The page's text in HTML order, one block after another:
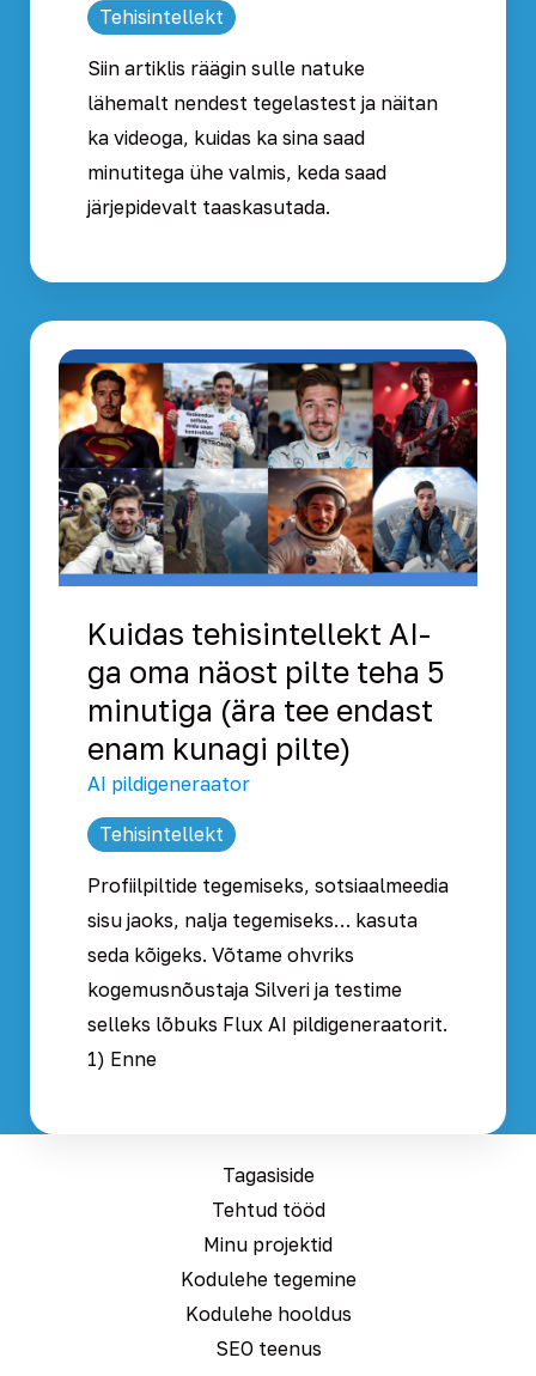
Tehisintellekt
Siin artiklis räägin sulle natuke
lähemalt nendest tegelastest ja näitan
ka videoga, kuidas ka sina saad
minutitega ühe valmis, keda saad
järjepidevalt taaskasutada.
Kuidas tehisintellekt AI-
ga oma näost pilte teha 5
minutiga (ära tee endast
enam kunagi pilte)
AI pildigeneraator
Tehisintellekt
Profiilpiltide tegemiseks, sotsiaalmeedia
sisu jaoks, nalja tegemiseks… kasuta
seda kõigeks. Võtame ohvriks
kogemusnõustaja Silveri ja testime
selleks lõbuks Flux AI pildigeneraatorit.
1) Enne
Tagasiside
Tehtud tööd
Minu projektid
Kodulehe tegemine
Kodulehe hooldus
SEO teenus